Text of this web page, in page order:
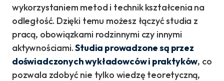
wykorzystaniem metod i technik kształcenia na
odległość. Dzięki temu możesz łączyć studia z
pracą, obowiązkami rodzinnymi czy innymi
aktywnościami.Studia prowadzone są przez
doświadczonych wykładowców i praktyków, co
pozwala zdobyć nie tylko wiedzę teoretyczną,